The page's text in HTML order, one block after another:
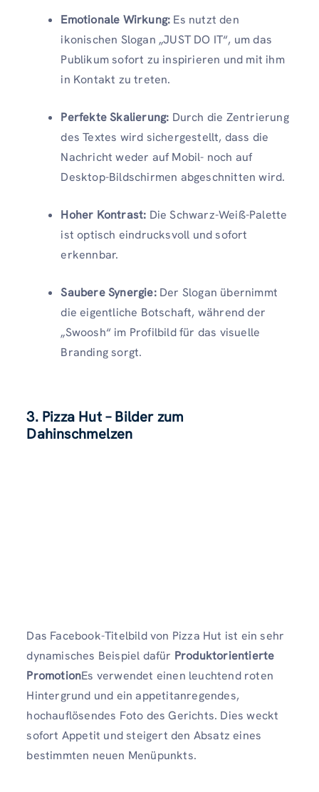
Emotionale Wirkung: Es nutzt den
ikonischen Slogan „JUST DO IT“, um das
Publikum sofort zu inspirieren und mit ihm
in Kontakt zu treten.
Perfekte Skalierung: Durch die Zentrierung
des Textes wird sichergestellt, dass die
Nachricht weder auf Mobil- noch auf
Desktop-Bildschirmen abgeschnitten wird.
Hoher Kontrast: Die Schwarz-Weiß-Palette
ist optisch eindrucksvoll und sofort
erkennbar.
Saubere Synergie:Der Slogan übernimmt
die eigentliche Botschaft, während der
„Swoosh“ im Profilbild für das visuelle
Branding sorgt.
3. Pizza Hut – Bilder zum
Dahinschmelzen
Das Facebook-Titelbild von Pizza Hut ist ein sehr
dynamisches Beispiel dafür Produktorientierte
PromotionEs verwendet einen leuchtend roten
Hintergrund und ein appetitanregendes,
hochauflösendes Foto des Gerichts. Dies weckt
sofort Appetit und steigert den Absatz eines
bestimmten neuen Menüpunkts.